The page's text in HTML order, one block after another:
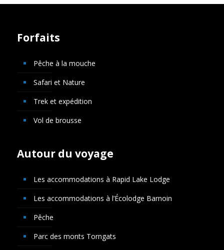
Forfaits
Pêche à la mouche
Safari et Nature
Trek et expédition
Vol de brousse
Autour du voyage
Les accommodations à Rapid Lake Lodge
Les accommodations à l’Écolodge Barnoin
Pêche
Parc des monts Torngats